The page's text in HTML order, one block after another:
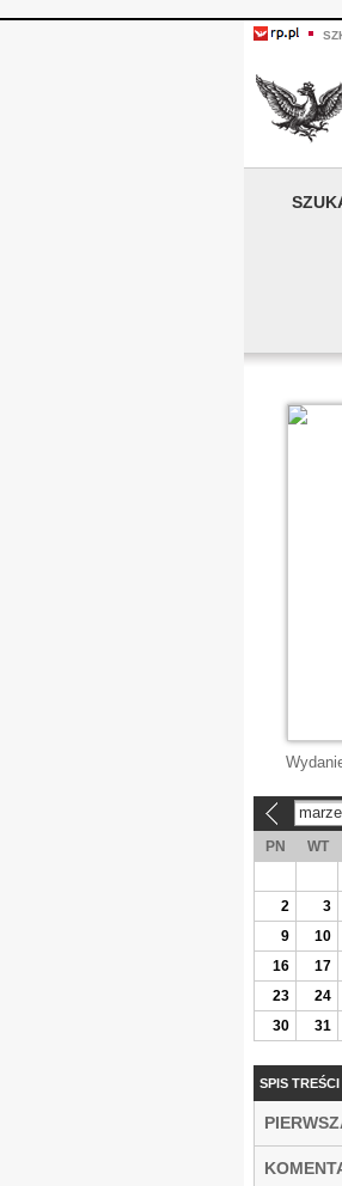
PN WT
2
3
9
10
16
17
23
24
30
31
SPIS TREŚCI